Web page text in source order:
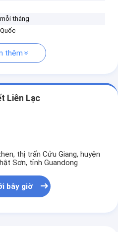
tháng
thêm
Liên Lạc
thị trấn Cửu Giang, huyện
Sơn, tỉnh Guandong
bây giờ